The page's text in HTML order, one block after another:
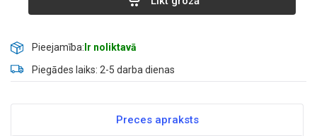
Pieejamība: Ir noliktavā
Piegādes laiks: 2-5 darba dienas
Preces apraksts